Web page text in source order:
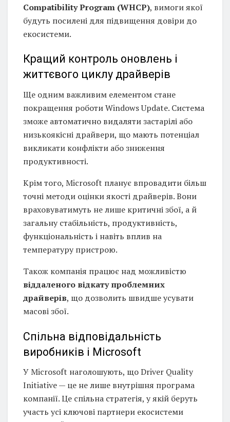
Compatibility Program (WHCP), вимоги якої
будуть посилені для підвищення довіри до
екосистеми.
Кращий контроль оновлень і
життєвого циклу драйверів
Ще одним важливим елементом стане
покращення роботи Windows Update. Система
зможе автоматично видаляти застарілі або
низькоякісні драйвери, що мають потенціал
викликати конфлікти або зниження
продуктивності.
Крім того, Microsoft планує впровадити більш
точні методи оцінки якості драйверів. Вони
враховуватимуть не лише критичні збої, а й
загальну стабільність, продуктивність,
функціональність і навіть вплив на
температуру пристрою.
Також компанія працює над можливістю
віддаленого відкату проблемних
драйверів, що дозволить швидше усувати
масові збої.
Спільна відповідальність
виробників і Microsoft
У Microsoft наголошують, що Driver Quality
Initiative — це не лише внутрішня програма
компанії. Це спільна стратегія, у якій беруть
участь усі ключові партнери екосистеми